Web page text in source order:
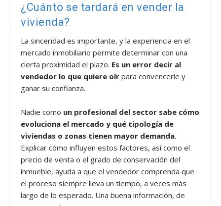
¿Cuánto se tardará en vender la
vivienda?
La sinceridad es importante, y la experiencia en el
mercado inmobiliario permite determinar con una
cierta proximidad el plazo. Es un error decir al
vendedor lo que quiere oírpara convencerle y
ganar su confianza.
Nadie como un profesional del sector sabe cómo
evoluciona el mercado y qué tipología de
viviendas o zonas tienen mayor demanda.
Explicar cómo influyen estos factores, así como el
precio de venta o el grado de conservación del
inmueble, ayuda a que el vendedor comprenda que
el proceso siempre lleva un tiempo, a veces más
largo de lo esperado. Una buena información, de